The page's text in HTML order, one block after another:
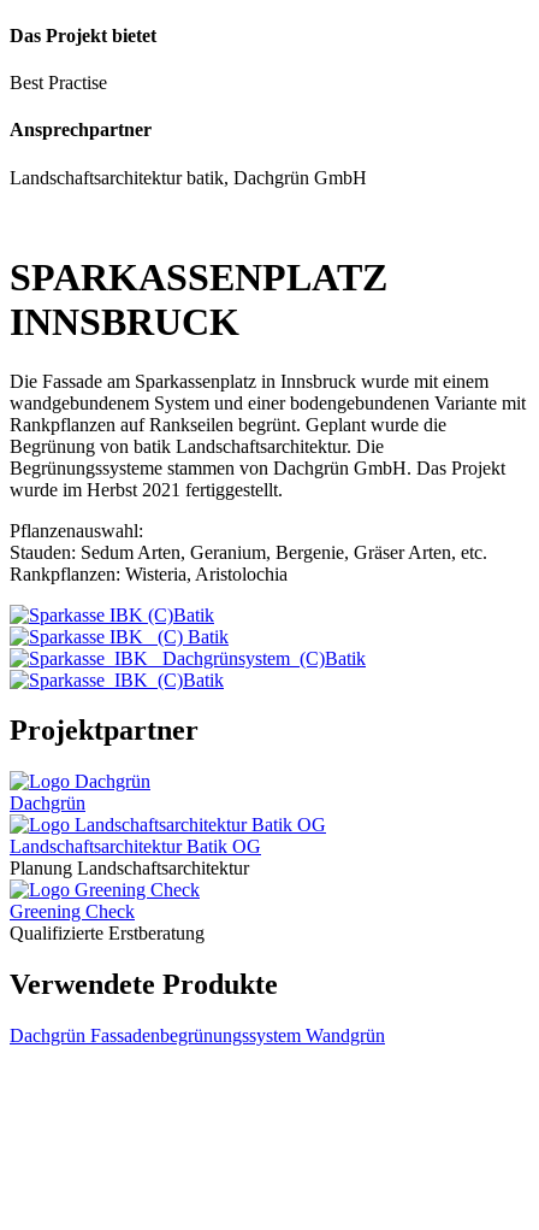
Das Projekt bietet
Best Practise
Ansprechpartner
Landschaftsarchitektur batik, Dachgrün GmbH
SPARKASSENPLATZ
INNSBRUCK
Die Fassade am Sparkassenplatz in Innsbruck wurde mit einem
wandgebundenem System und einer bodengebundenen Variante mit
Rankpflanzen auf Rankseilen begrünt. Geplant wurde die
Begrünung von batik Landschaftsarchitektur. Die
Begrünungssysteme stammen von Dachgrün GmbH. Das Projekt
wurde im Herbst 2021 fertiggestellt.
Pflanzenauswahl:
Stauden: Sedum Arten, Geranium, Bergenie, Gräser Arten, etc.
Rankpflanzen: Wisteria, Aristolochia
Projektpartner
Dachgrün
Landschaftsarchitektur Batik OG
Planung Landschaftsarchitektur
Greening Check
Qualifizierte Erstberatung
Verwendete Produkte
Dachgrün Fassadenbegrünungssystem Wandgrün